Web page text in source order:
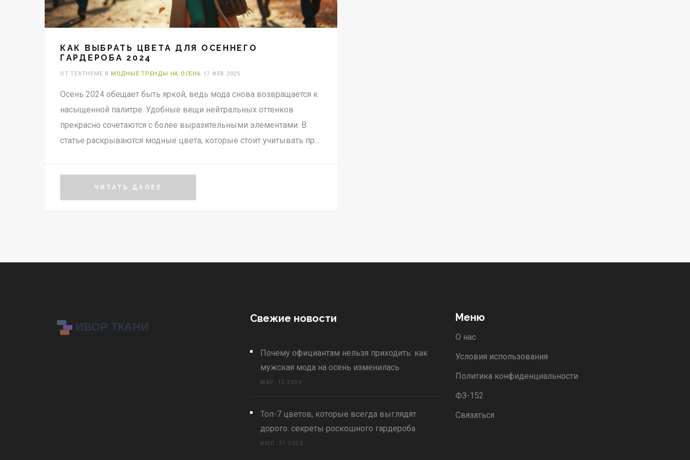
КАК ВЫБРАТЬ ЦВЕТА ДЛЯ ОСЕННЕГО
ГАРДЕРОБА 2024
ОТ TEXTHEME В МОДНЫЕ ТРЕНДЫ НА ОСЕНЬ 17 ФЕВ 2025
Осень 2024 обещает быть яркой, ведь мода снова возвращается к
насыщенной палитре. Удобные вещи нейтральных оттенков
прекрасно сочетаются с более выразительными элементами. В
статье раскрываются модные цвета, которые стоит учитывать при
ЧИТАТЬ ДАЛЕЕ
Свежие новости
Почему официантам нельзя приходить: как
мужская мода на осень изменилась
МАР, 13 2026
Топ-7 цветов, которые всегда выглядят
дорого: секреты роскошного гардероба
ИЮЛ, 31 2025
Меню
О нас
Условия использования
Политика конфиденциальности
ФЗ-152
Связаться